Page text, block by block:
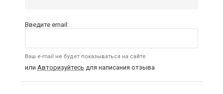
Введите email:
Ваш e-mail не будет показываться на сайте
или Авторизуйтесь для написания отзыва